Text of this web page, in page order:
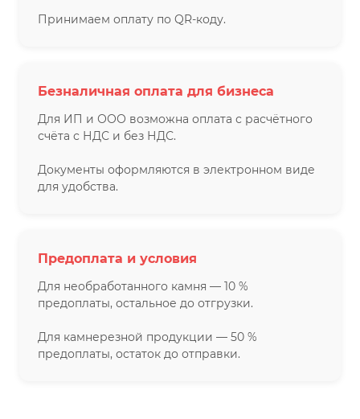
Принимаем оплату по QR-коду.
Безналичная оплата для бизнеса
Для ИП и ООО возможна оплата с расчётного
счёта с НДС и без НДС.
Документы оформляются в электронном виде
для удобства.
Предоплата и условия
Для необработанного камня — 10 %
предоплаты, остальное до отгрузки.
Для камнерезной продукции — 50 %
предоплаты, остаток до отправки.